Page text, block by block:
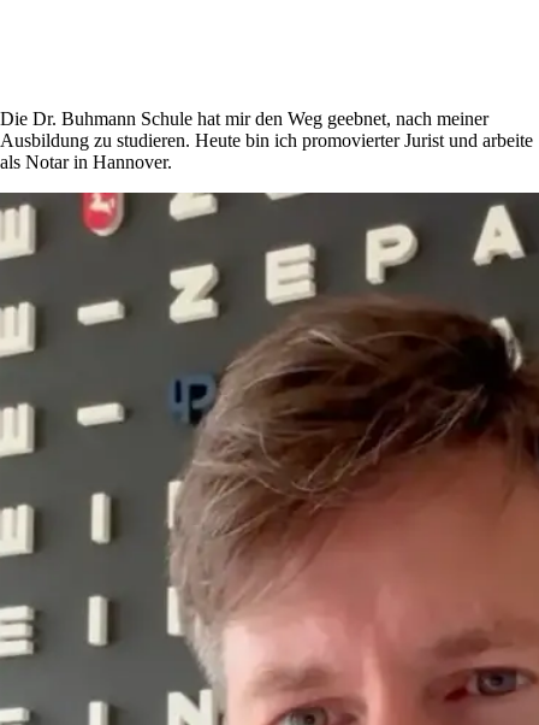
Die Dr. Buhmann Schule hat mir den Weg geebnet, nach meiner
Ausbildung zu studieren. Heute bin ich promovierter Jurist und arbeite
als Notar in Hannover.